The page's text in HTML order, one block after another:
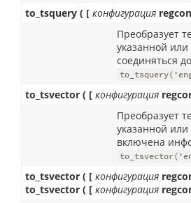
to_tsquery ( [ конфигурация
Преобразует
указанной
соединяться
to_tsvector ( [ конфигурация
Преобразует
указанной
включена
to_tsvector ( [ конфигурация
to_tsvector ( [ конфигурация